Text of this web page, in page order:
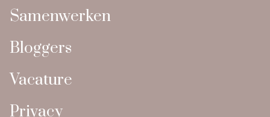
Samenwerken
Bloggers
Vacature
Privacy